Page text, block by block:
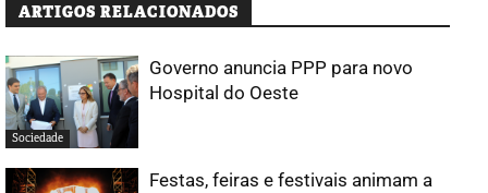
ARTIGOS RELACIONADOS
Sociedade
Governo anuncia PPP para novo
Hospital do Oeste
Festas, feiras e festivais animam a